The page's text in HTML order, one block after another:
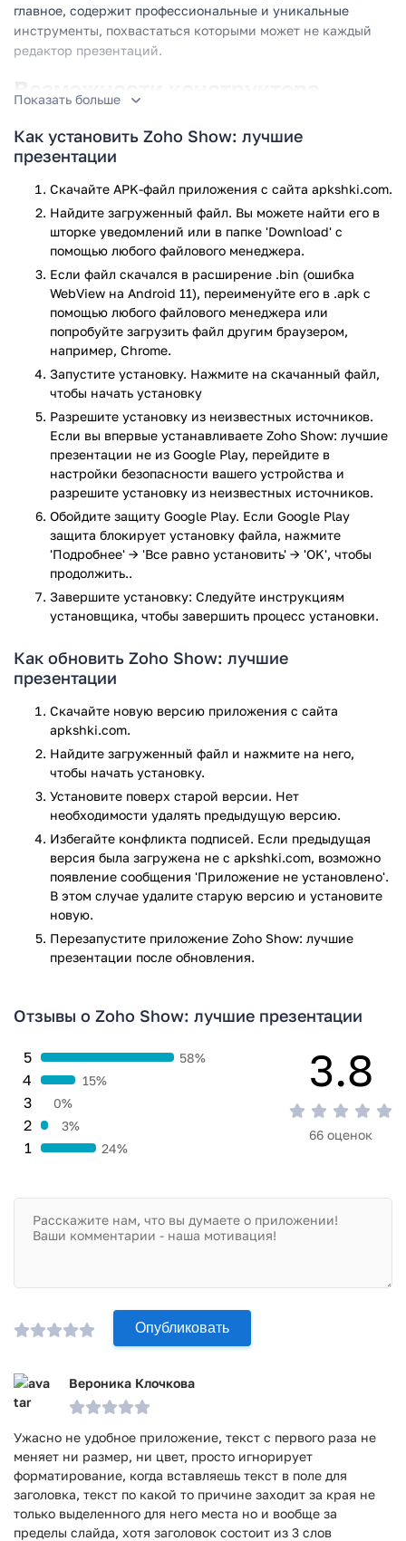
главное, содержит профессиональные и уникальные
инструменты, похвастаться которыми может не каждый
редактор презентаций.
Возможности конструктора
презентаций
использование шаблонов презентации в широком и
обычном формате;
форматирование текста;
настройка темы, фонового изображения и других
опций оформления презентации;
изменение стиля отображения выделенного объекта;
встраивание слайд-шоу на веб-сайт или блог;
экспорт в HTML для просмотра в автономном
визуальное представление данных с помощью
диаграмм (более 15 типов);
работа с таблицами, использование заготовок и
набора инструментов для форматирования;
дополнение презентаций мультимедийным
содержанием из памяти телефона или YouTube, а
также твитами и изображениями из онлайновых
хранилищ Picasa и Flickr;
свыше 30 эффектов перехода и броской анимации
объектов на слайдах;
использование готовых решений для проектов в
области финансов и маркетинга.
Сервис поддерживает режим совместной работы, когда
создатели проекта находятся в разных точках мира.
Комментарии от участников отображаются в режиме
команде.
Файлы можно импортировать в облачные службы (Dropbox,
Google Диск и другие) и демонстрировать на экране
телевизора , вывести на проектор. Кроме того, созданные
на мобильном телефоне презентации можно открывать и с
других устройств благодаря синхронизации учетной
записи Zoho Show.
Пожалуй, единственный недостаток приложения –
отсутствие проверки орфографии. Однако все остальные
функции, представленные сервисом, перекрывают это
недостаток, и Zoho Show – серьезный профессиональный
инструмент для работы с презентациями, а убедиться в
этом стоит самостоятельно.
Zoho Show входит в состав пакета офисных программ Zoho
Приложение Zoho Show: лучшие презентации прошло
по всем последним сигнатурам заражения файлов не
выявлено.
Показать больше
Как установить Zoho Show: лучшие
презентации
Скачайте APK-файл приложения с сайта apkshki.com.
Найдите загруженный файл. Вы можете найти его в
шторке уведомлений или в папке 'Download' с
помощью любого файлового менеджера.
Если файл скачался в расширение .bin (ошибка
WebView на Android 11), переименуйте его в .apk с
помощью любого файлового менеджера или
попробуйте загрузить файл другим браузером,
например, Chrome.
Запустите установку. Нажмите на скачанный файл,
чтобы начать установку
Разрешите установку из неизвестных источников.
Если вы впервые устанавливаете Zoho Show: лучшие
презентации не из Google Play, перейдите в
настройки безопасности вашего устройства и
разрешите установку из неизвестных источников.
Обойдите защиту Google Play. Если Google Play
защита блокирует установку файла, нажмите
'Подробнее' → 'Все равно установить' → 'OK', чтобы
продолжить..
Завершите установку: Следуйте инструкциям
установщика, чтобы завершить процесс установки.
Как обновить Zoho Show: лучшие
презентации
Скачайте новую версию приложения с сайта
apkshki.com.
Найдите загруженный файл и нажмите на него,
чтобы начать установку.
Установите поверх старой версии. Нет
необходимости удалять предыдущую версию.
Избегайте конфликта подписей. Если предыдущая
версия была загружена не с apkshki.com, возможно
появление сообщения 'Приложение не установлено'.
В этом случае удалите старую версию и установите
новую.
Перезапустите приложениe Zoho Show: лучшие
презентации после обновления.
Отзывы о Zoho Show: лучшие презентации
1 24%
2 3%
3 0%
4 15%
5 58% 3.8
66 оценок
Опубликовать
Вероника Клочкова
Ужасно не удобное приложение, текст с первого раза не
меняет ни размер, ни цвет, просто игнорирует
форматирование, когда вставляешь текст в поле для
заголовка, текст по какой то причине заходит за края не
только выделенного для него места но и вообще за
пределы слайда, хотя заголовок состоит из 3 слов